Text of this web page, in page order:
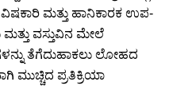
ಮತ್ತು ಹಾನಿಕಾರಕ ಉಪ-
ವಸ್ತುವಿನ ಮೇಲೆ
ತೆಗೆದುಹಾಕಲು ಲೋಹದ
ಮುಚ್ಚಿದ ಪ್ರತಿಕ್ರಿಯಾ